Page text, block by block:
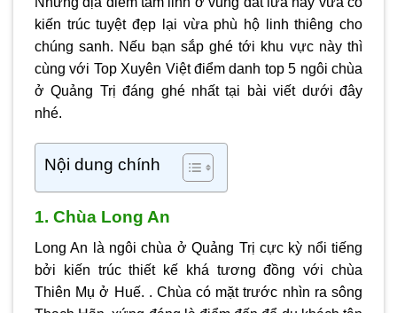
kiến trúc tuyệt đẹp lại vừa phù hộ linh thiêng cho
chúng sanh. Nếu bạn sắp ghé tới khu vực này thì
cùng với Top Xuyên Việtđiểm danh top 5 ngôichùa
ở Quảng Trị đáng ghé nhất tại bài viết dưới đây
nhé.
Nội dung chính
1. Chùa Long An
Long An là ngôi chùa ở Quảng Trị cực kỳ nổi tiếng
bởi kiến trúc thiết kế khá tương đồng với chùa
Thiên Mụ ở Huế. . Chùa có mặt trước nhìn ra sông